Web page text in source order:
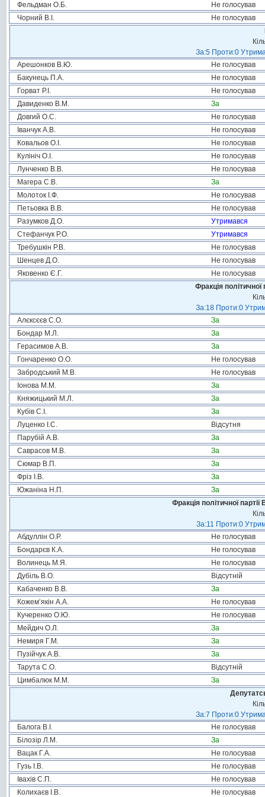
Фельдман О.Б.
Не голосував
Чорний В.І.
Не голосував
За:5 Проти:0
Арешонков В.Ю.
Не голосував
Бакунець П.А.
Не голосував
Горват Р.І.
Не голосував
Давиденко В.М.
За
Довгий О.С.
Не голосував
Іванчук А.В.
Не голосував
Ковальов О.І.
Не голосував
Кулініч О.І.
Не голосував
Лунченко В.В.
Не голосував
Магера С.В.
За
Молоток І.Ф.
Не голосував
Петьовка В.В.
Не голосував
Разумков Д.О.
Утримався
Стефанчук Р.О.
Утримався
Требушкін Р.В.
Не голосував
Шенцев Д.О.
Не голосував
Яковенко Є.Г.
Не голосував
Фракція
За:18 Проти:0
Алєксєєв С.О.
За
Бондар М.Л.
За
Герасимов А.В.
За
Гончаренко О.О.
Не голосував
Забродський М.В.
Не голосував
Іонова М.М.
За
Княжицький М.Л.
За
Кубів С.І.
За
Луценко І.С.
Відсутня
Парубій А.В.
За
Саврасов М.В.
За
Сюмар В.П.
За
Фріз І.В.
За
Южаніна Н.П.
За
Фракція політичної
За:11 Проти:0
Абдуллін О.Р.
Не голосував
Бондарєв К.А.
Не голосував
Волинець М.Я.
Не голосував
Дубіль В.О.
Відсутній
Кабаченко В.В.
За
Кожем’якін А.А.
Не голосував
Кучеренко О.Ю.
Не голосував
Мейдич О.Л.
За
Немиря Г.М.
За
Пузійчук А.В.
За
Тарута С.О.
Відсутній
Цимбалюк М.М.
За
За:7 Проти:0
Балога В.І.
Не голосував
Білозір Л.М.
За
Вацак Г.А.
Не голосував
Гузь І.В.
Не голосував
Івахів С.П.
Не голосував
Колихаєв І.В.
Не голосував